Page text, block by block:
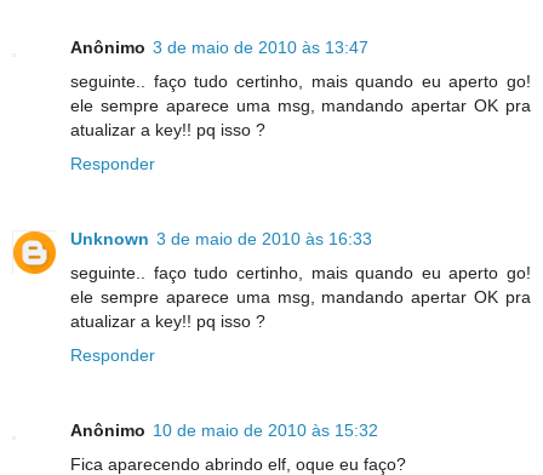
Anônimo 3 de maio de 2010 às 13:47
seguinte.. faço tudo certinho, mais quando eu aperto go!
ele sempre aparece uma msg, mandando apertar OK pra
atualizar a key!! pq isso ?
Responder
Unknown 3 de maio de 2010 às 16:33
seguinte.. faço tudo certinho, mais quando eu aperto go!
ele sempre aparece uma msg, mandando apertar OK pra
atualizar a key!! pq isso ?
Responder
Anônimo 10 de maio de 2010 às 15:32
Fica aparecendo abrindo elf, oque eu faço?